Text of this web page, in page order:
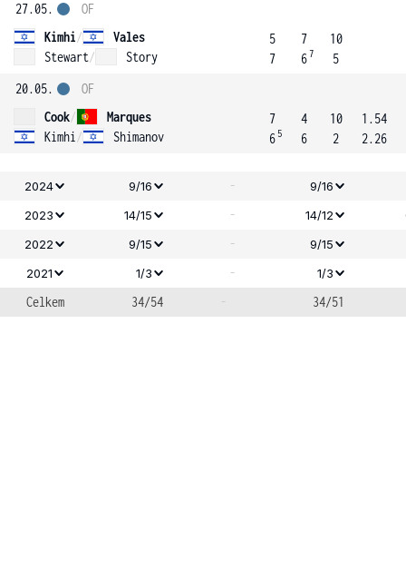
27.05.
Kimhi/
Vales
Stewart/ Story
OF
5
7
7
67
10
5
20.05.
Cook/
Marques
Kimhi / Shimanov
OF
7
6 5
4
6
10
2
1.54
2.26
2024 9/16 -
9/16
2023
14/15 - 14/12
2022
9/15 -
9/15
2021
1/3 - 1/3
Celkem 34/54 - 34/51